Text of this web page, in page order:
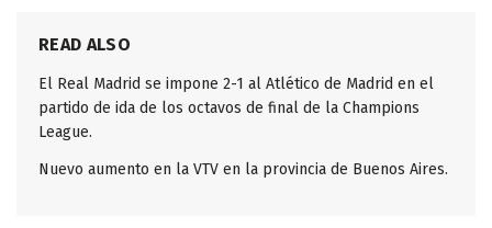
READ ALSO
El Real Madrid se impone 2-1 al Atlético de Madrid en el
partido de ida de los octavos de final de la Champions
League.
Nuevo aumento en la VTV en la provincia de Buenos Aires.